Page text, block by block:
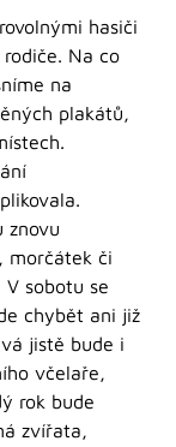
hasiči
Na co
na
plakátů,
znovu
morčátek či
sobotu se
chybět ani již
jistě bude i
včelaře,
rok bude
zvířata,